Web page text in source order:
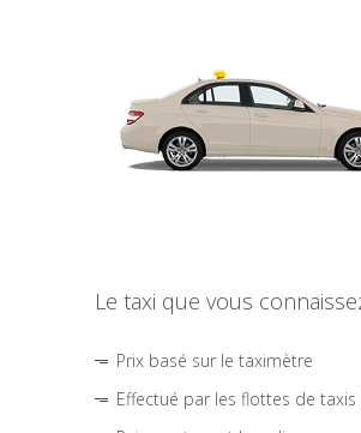
Le taxi que vous
Prix basé sur le taximètre
Effectué par les flottes de taxis